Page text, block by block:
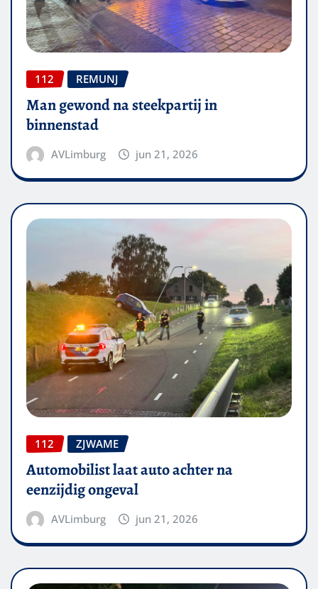
112 REMUNJ
Man gewond na steekpartij in
binnenstad
AVLimburg jun 21, 2026
112 ZJWAME
Automobilist laat auto achter na
eenzijdig ongeval
AVLimburg jun 21, 2026